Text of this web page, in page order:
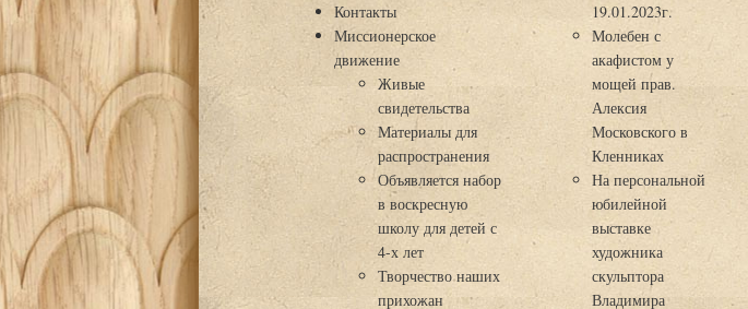
Контакты
Миссионерское
движение
Живые
свидетельства
Материалы для
распространения
Объявляется набор
в воскресную
школу для детей с
4-х лет
Творчество наших
прихожан
19.01.2023г.
Молебен с
акафистом у
мощей прав.
Алексия
Московского в
Кленниках
На персональной
юбилейной
выставке
художника
скульптора
Владимира